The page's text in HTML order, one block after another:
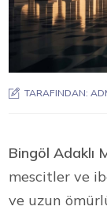
TARAFINDAN:
Bingöl Adaklı
mescitler ve
ve uzun